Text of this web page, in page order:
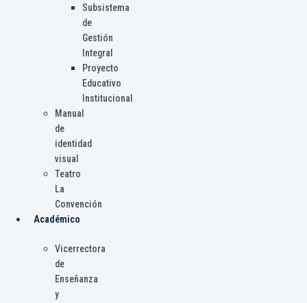
Subsistema
de
Gestión
Integral
Proyecto
Educativo
Institucional
Manual
de
identidad
visual
Teatro
La
Convención
Académico
Vicerrectora
de
Enseñanza
y